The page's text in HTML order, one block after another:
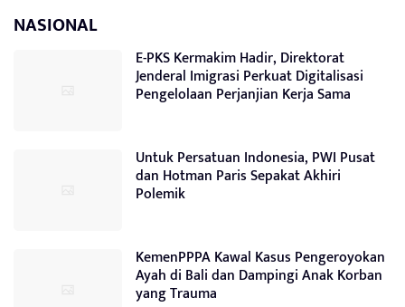
NASIONAL
E-PKS Kermakim Hadir, Direktorat
Jenderal Imigrasi Perkuat Digitalisasi
Pengelolaan Perjanjian Kerja Sama
Untuk Persatuan Indonesia, PWI Pusat
dan Hotman Paris Sepakat Akhiri
Polemik
KemenPPPA Kawal Kasus Pengeroyokan
Ayah di Bali dan Dampingi Anak Korban
yang Trauma